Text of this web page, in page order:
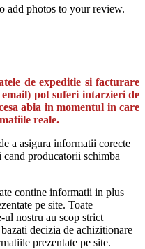
add photos to your review.
de expeditie si facturare
pot suferi intarzieri de
abia in momentul in care
reale.
a asigura informatii corecte
cand producatorii schimba
contine informatii in plus
pe site. Toate
ul nostru au scop strict
decizia de achizitionare
prezentate pe site.